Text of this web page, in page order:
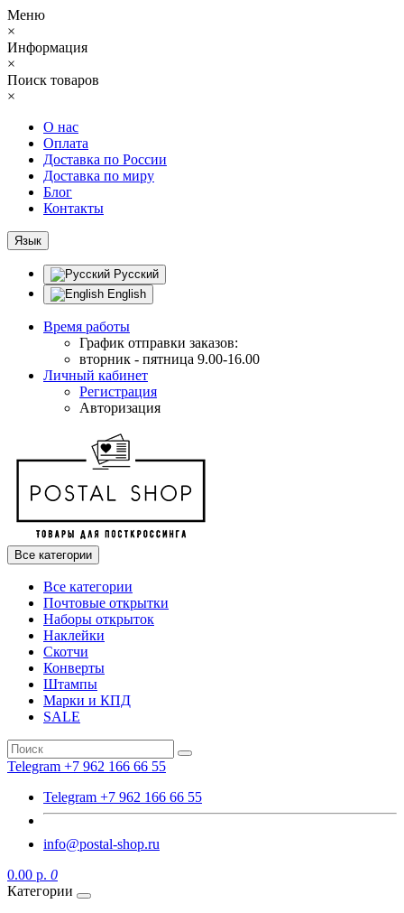
Меню
×
Информация
×
Поиск товаров
×
О нас
Оплата
Доставка по России
Доставка по миру
Блог
Контакты
Язык
Русский
English
Время работы
График отправки заказов:
вторник - пятница 9.00-16.00
Личный кабинет
Регистрация
Авторизация
Все категории
Все категории
Почтовые открытки
Наборы открыток
Наклейки
Скотчи
Конверты
Штампы
Марки и КПД
SALE
Telegram +7 962 166 66 55
Telegram +7 962 166 66 55
info@postal-shop.ru
0.00 р. 0
Категории